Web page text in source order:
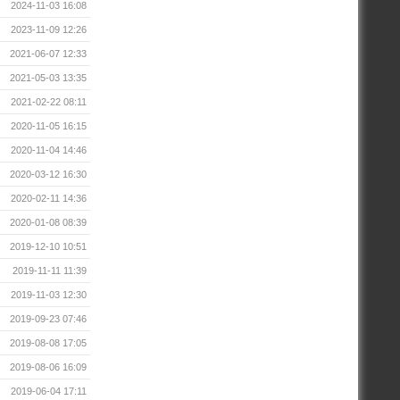
2024-11-03 16:08
2023-11-09 12:26
2021-06-07 12:33
2021-05-03 13:35
2021-02-22 08:11
2020-11-05 16:15
2020-11-04 14:46
2020-03-12 16:30
2020-02-11 14:36
2020-01-08 08:39
2019-12-10 10:51
2019-11-11 11:39
2019-11-03 12:30
2019-09-23 07:46
2019-08-08 17:05
2019-08-06 16:09
2019-06-04 17:11